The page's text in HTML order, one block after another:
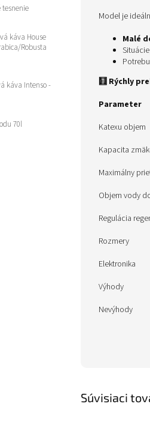
tesnenie
káva House
Robusta
káva Intenso -
70l
Model je
Malé
Potrebu
🧮 Rýchly
Parameter
Katexu objem
Kapacita
Maximálny
Objem vody
Regulácia
Rozmery
Elektronika
Výhody
Nevýhody
Súvisiaci